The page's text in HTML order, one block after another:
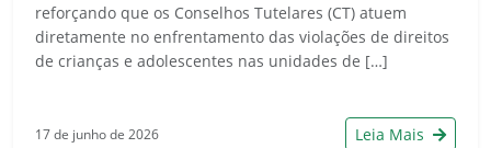
reforçando que os Conselhos Tutelares (CT) atuem
diretamente no enfrentamento das violações de direitos
de crianças e adolescentes nas unidades de […]
17 de junho de 2026 Leia Mais